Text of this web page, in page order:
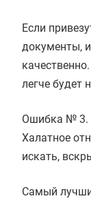
Если
документы,
легче будет
Ошибка № 3.
Халатное
искать,
Самый